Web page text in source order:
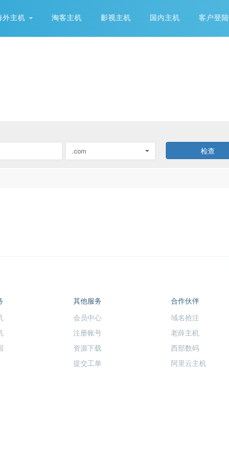
外主机 淘客主机 影视主机 国内主机 客户登陆
.com 检查
其他服务
会员中心
注册账号
资源下载
提交工单
合作伙伴
域名抢注
老薛主机
西部数码
阿里云主机